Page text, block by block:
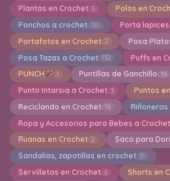
Plantas en Crochet 5 Polos en
Ponchos a crochet 135 Porta
Portafotos en Crochet 2 Posa
Posa Tazas a Crochet 132 Puffs en
PUNCH 1 Puntillas de Ganchillo 16
Punto Intarsia a Crochet 3 Puntos
Reciclando en Crochet 16 Riñoneras
Ropa y Accesorios para Bebes a Crochet
Ruanas en Crochet 2 Saco para
Sandalias, zapatillas en crochet 31
Servilletas en Crochet 6 Shorts en